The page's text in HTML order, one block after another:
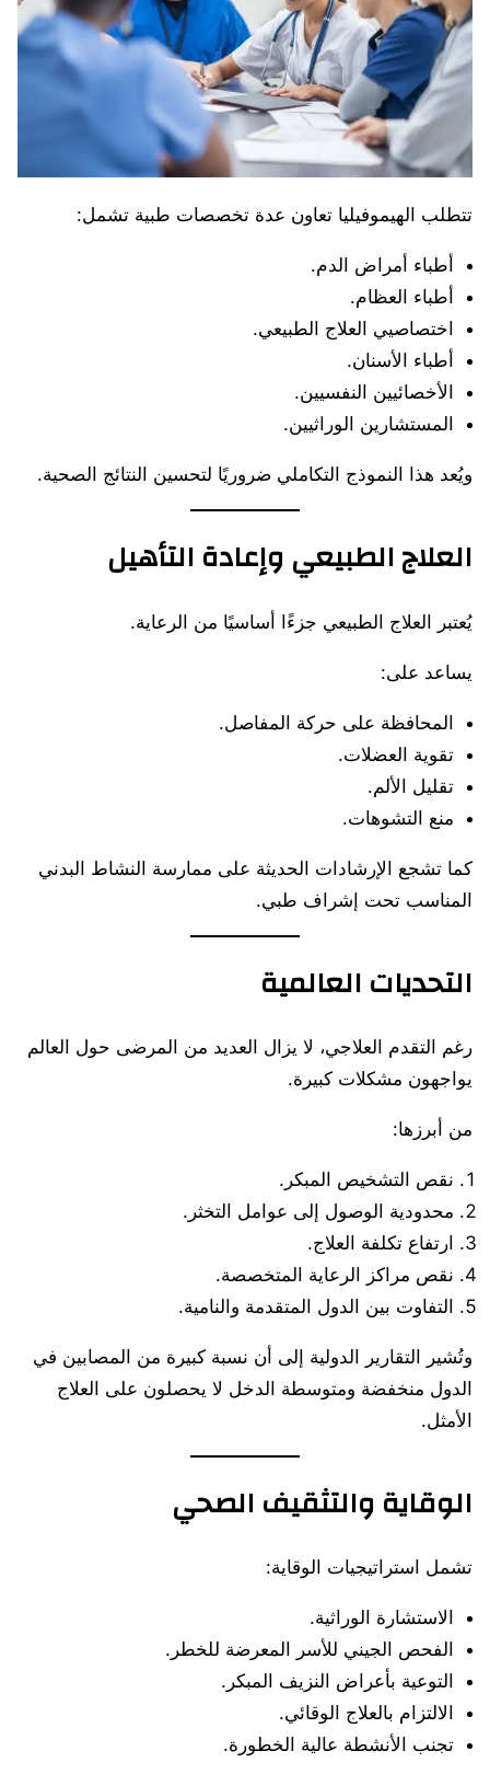
تتطلب الهيموفيليا تعاون عدة تخصصات طبية تشمل:
أطباء أمراض الدم.
أطباء العظام.
اختصاصيي العلاج الطبيعي.
أطباء الأسنان.
الأخصائيين النفسيين.
المستشارين الوراثيين.
ويُعد هذا النموذج التكاملي ضروريًا لتحسين النتائج الصحية.
العلاج الطبيعي وإعادة التأهيل
يُعتبر العلاج الطبيعي جزءًا أساسيًا من الرعاية.
يساعد على:
المحافظة على حركة المفاصل.
تقوية العضلات.
تقليل الألم.
منع التشوهات.
كما تشجع الإرشادات الحديثة على ممارسة النشاط البدني
المناسب تحت إشراف طبي.
التحديات العالمية
رغم التقدم العلاجي، لا يزال العديد من المرضى حول العالم
يواجهون مشكلات كبيرة.
من أبرزها:
نقص التشخيص المبكر.
محدودية الوصول إلى عوامل التخثر.
ارتفاع تكلفة العلاج.
نقص مراكز الرعاية المتخصصة.
التفاوت بين الدول المتقدمة والنامية.
وتُشير التقارير الدولية إلى أن نسبة كبيرة من المصابين في
الدول منخفضة ومتوسطة الدخل لا يحصلون على العلاج
الأمثل.
الوقاية والتثقيف الصحي
تشمل استراتيجيات الوقاية:
الاستشارة الوراثية.
الفحص الجيني للأسر المعرضة للخطر.
التوعية بأعراض النزيف المبكر.
الالتزام بالعلاج الوقائي.
تجنب الأنشطة عالية الخطورة.